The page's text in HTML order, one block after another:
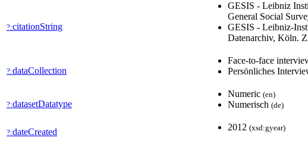
?:citationString
GESIS - Leibniz
General Social
GESIS - Leibniz-
Datenarchiv, Köln.
?:dataCollection
Face-to-face
Persönliches
?:datasetDatatype
Numeric (en)
Numerisch (de)
?:dateCreated 2012 (xsd:gyear)